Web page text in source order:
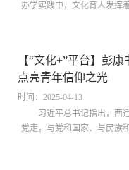
办学实践中，文化育人发挥
叉”的学科发展理念，形成
科技创新为动力的三大文化
索中外合作、学科交叉、产教
【“文化+”平台】彭
点亮青年信仰之光
时间：2025-04-13
习近平总书记指出，西
党走，与党和国家、与民族